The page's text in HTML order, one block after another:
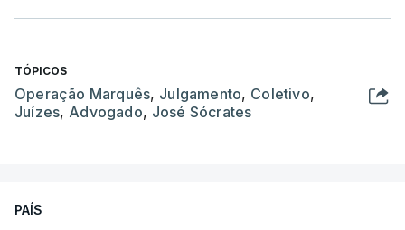
TÓPICOS
Operação Marquês, Julgamento, Coletivo,
Juízes, Advogado, José Sócrates
PAÍS